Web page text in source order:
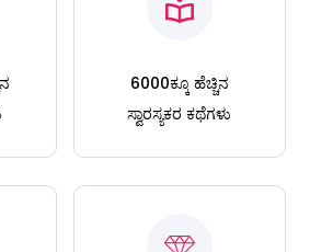
6000ಕ್ಕೂ ಹೆಚ್ಚಿನ
ಸ್ವಾರಸ್ಯಕರ ಕಥೆಗಳು